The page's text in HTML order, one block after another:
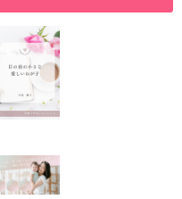
2026.01.08